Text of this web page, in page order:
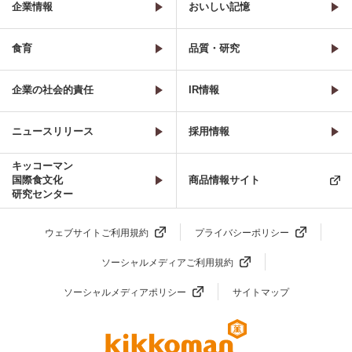
企業情報 おいしい記憶
食育 品質・研究
企業の社会的責任 IR情報
ニュースリリース 採用情報
キッコーマン
国際食文化
研究センター
商品情報サイト
ウェブサイトご利用規約 プライバシーポリシー
ソーシャルメディアご利用規約
ソーシャルメディアポリシー サイトマップ